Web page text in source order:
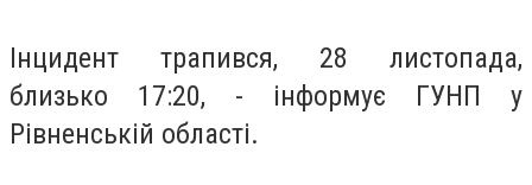
Інцидент трапився, 28 листопада,
близько 17:20, - інформує ГУНП у
Рівненській області.